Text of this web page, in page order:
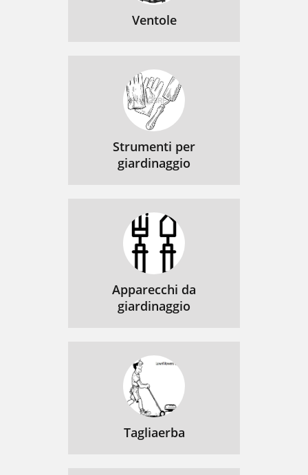
Ventole
Strumenti per
giardinaggio
Apparecchi da
giardinaggio
Tagliaerba